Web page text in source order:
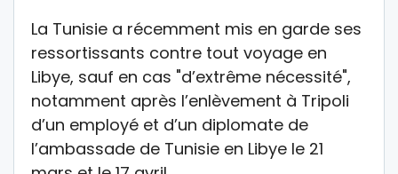
La Tunisie a récemment mis en garde ses
ressortissants contre tout voyage en
Libye, sauf en cas "d’extrême nécessité",
notamment après l’enlèvement à Tripoli
d’un employé et d’un diplomate de
l’ambassade de Tunisie en Libye le 21